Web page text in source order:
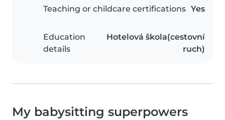
Teaching or childcare certifications Yes
Education
details
Hotelová škola(cestovní
ruch)
My babysitting superpowers